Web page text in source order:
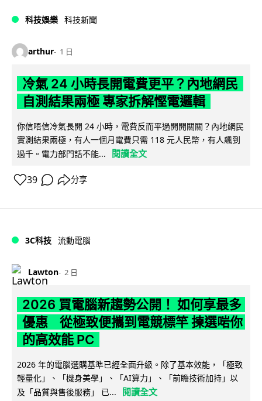
科技娛樂 科技新聞
arthur 1 日
冷氣 24 小時長開電費更平？內地網民
自測結果兩極 專家拆解慳電邏輯
你信唔信冷氣長開 24 小時，電費反而平過開開關關？內地網民
實測結果兩極，有人一個月電費只需 118 元人民幣，有人飆到
過千。電力部門話不能...
閱讀全文
39 分享
3C科技 流動電腦
Lawton 2 日
2026 買電腦新趨勢公開！ 如何享最多
優惠 從極致便攜到電競標竿 揀選啱你
的高效能 PC
2026 年的電腦選購基準已經全面升級。除了基本效能，「極致
輕量化」、「機身美學」、「AI算力」、「前瞻技術加持」以
及「品質與售後服務」 已...
閱讀全文